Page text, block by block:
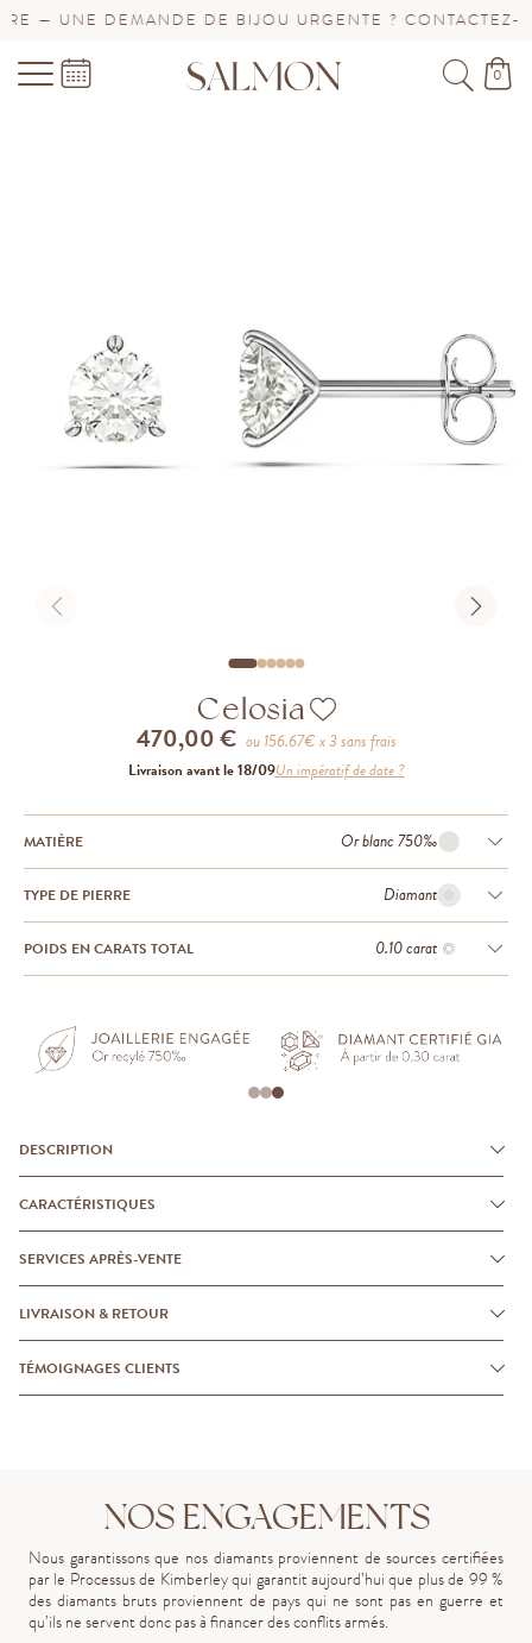
— UNE DEMANDE DE BIJOU URGENTE ? CONTACTEZ-
0
Celosia
470,00 € ou156.67€ x 3 sans frais
Livraison avant le 18/09Un impératif de date ?
MATIÈRE Or blanc 750‰
TYPE DE PIERRE Diamant
POIDS EN CARATS TOTAL 0.10 carat
DESCRIPTION
CARACTÉRISTIQUES
SERVICES APRÈS-VENTE
LIVRAISON & RETOUR
TÉMOIGNAGES CLIENTS
NOS ENGAGEMENTS
Nous garantissons que nos diamants proviennent de sources certifiées
par le Processus de Kimberley qui garantit aujourd’hui que plus de 99 %
des diamants bruts proviennent de pays qui ne sont pas en guerre et
qu’ils ne servent donc pas à financer des conflits armés.